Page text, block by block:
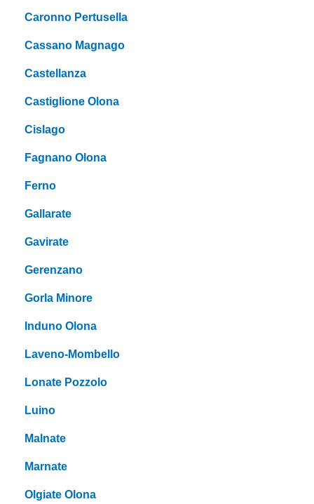
Caronno Pertusella
Cassano Magnago
Castellanza
Castiglione Olona
Cislago
Fagnano Olona
Ferno
Gallarate
Gavirate
Gerenzano
Gorla Minore
Induno Olona
Laveno-Mombello
Lonate Pozzolo
Luino
Malnate
Marnate
Olgiate Olona